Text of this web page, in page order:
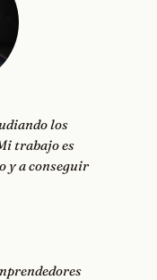
los
trabajo es
y a conseguir